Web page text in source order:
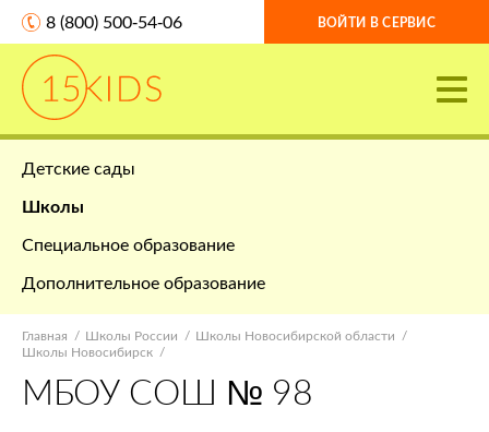
8 (800) 500-54-06 ВОЙТИ В СЕРВИС
Детские сады
Школы
Специальное образование
Дополнительное образование
Главная Школы России
Школы Новосибирской области
Школы Новосибирск
МБОУ СОШ № 98